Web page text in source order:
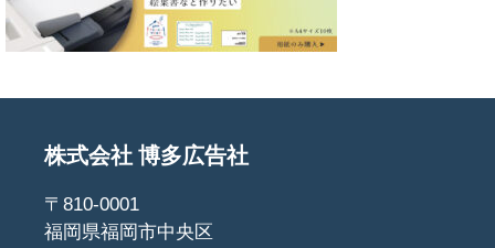
プ
株式会社 博多広告社
〒810-0001
福岡県福岡市中央区